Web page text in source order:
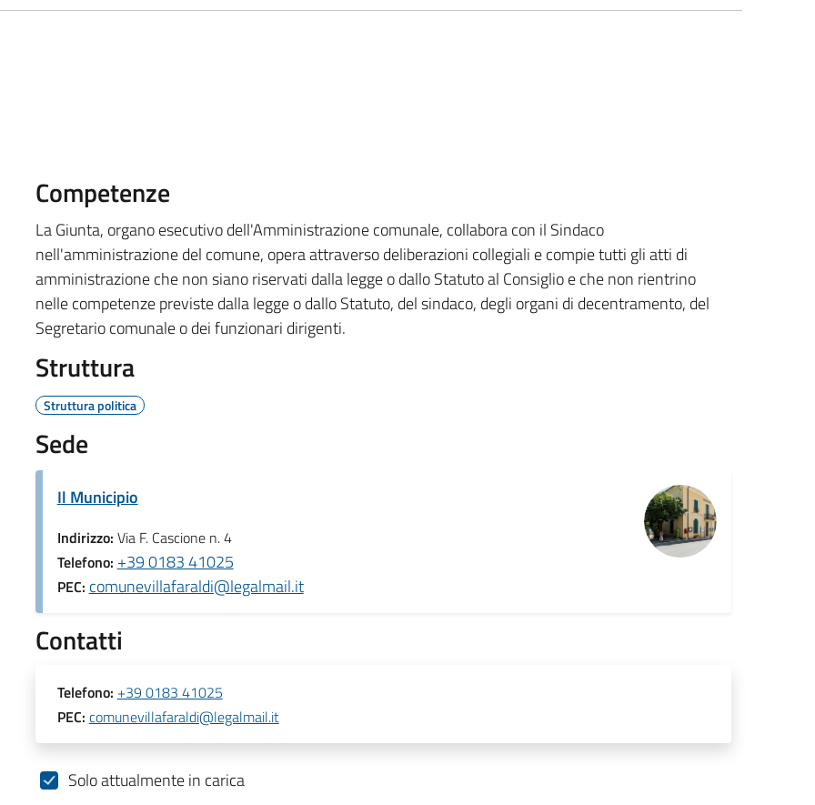
Competenze
La Giunta, organo esecutivo dell'Amministrazione comunale, collabora con il Sindaco
nell'amministrazione del comune, opera attraverso deliberazioni collegiali e compie tutti gli atti di
amministrazione che non siano riservati dalla legge o dallo Statuto al Consiglio e che non rientrino
nelle competenze previste dalla legge o dallo Statuto, del sindaco, degli organi di decentramento, del
Segretario comunale o dei funzionari dirigenti.
Struttura
Struttura politica
Sede
Il Municipio
Indirizzo: Via F. Cascione n. 4
Telefono: +39 0183 41025
PEC: comunevillafaraldi@legalmail.it
Contatti
Telefono: +39 0183 41025
PEC: comunevillafaraldi@legalmail.it
Solo attualmente in carica